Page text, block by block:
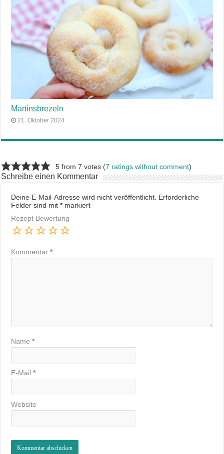
Martinsbrezeln
21. Oktober 2024
5 from 7 votes (7 ratings without comment)
Schreibe einen Kommentar
Deine E-Mail-Adresse wird nicht veröffentlicht. Erforderliche
Felder sind mit*markiert
Rezept Bewertung
Kommentar*
Name*
E-Mail*
Website